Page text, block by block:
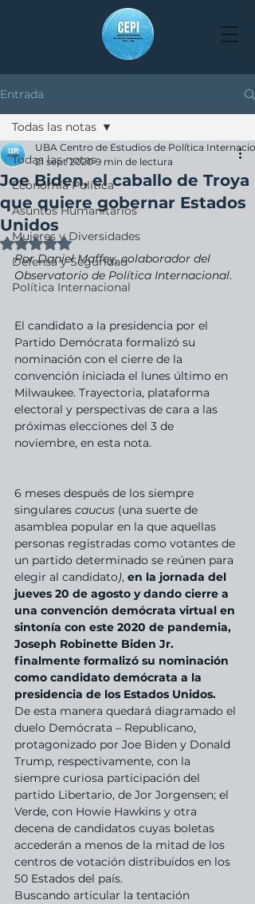
Entrada
Todas las notas
Economía Política
Asuntos Humanitarios
Mujeres y Diversidades
Defensa y Seguridad
Política Internacional
Todas las notas
Joe Biden, el caballo de Troya
que quiere gobernar Estados
Unidos
UBA Centro de Estudios de Política
21 sept 2020 9 min de lectura
Obtuvo NaN de 5 estrellas.
Por Daniel Maffey, colaborador del
Observatorio de Política Internacional.
El candidato a la presidencia por el
Partido Demócrata formalizó su
nominación con el cierre de la
convención iniciada el lunes último en
Milwaukee. Trayectoria, plataforma
electoral y perspectivas de cara a las
próximas elecciones del 3 de
noviembre, en esta nota.
6 meses después de los siempre
singulares caucus (una suerte de
asamblea popular en la que aquellas
personas registradas como votantes de
un partido determinado se reúnen para
elegir al candidato), en la jornada del
jueves 20 de agosto y dando cierre a
una convención demócrata virtual en
sintonía con este 2020 de pandemia,
Joseph Robinette Biden Jr.
finalmente formalizó su nominación
como candidato demócrata a la
presidencia de los Estados Unidos.
De esta manera quedará diagramado el
duelo Demócrata – Republicano,
protagonizado por Joe Biden y Donald
Trump, respectivamente, con la
siempre curiosa participación del
partido Libertario, de Jor Jorgensen; el
Verde, con Howie Hawkins y otra
decena de candidatos cuyas boletas
accederán a menos de la mitad de los
centros de votación distribuidos en los
50 Estados del país.
Buscando articular la tentación